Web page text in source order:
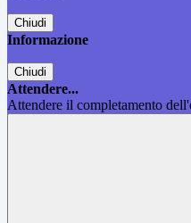
Chiudi
Informazione
Chiudi
Attendere...
Attendere il completamento